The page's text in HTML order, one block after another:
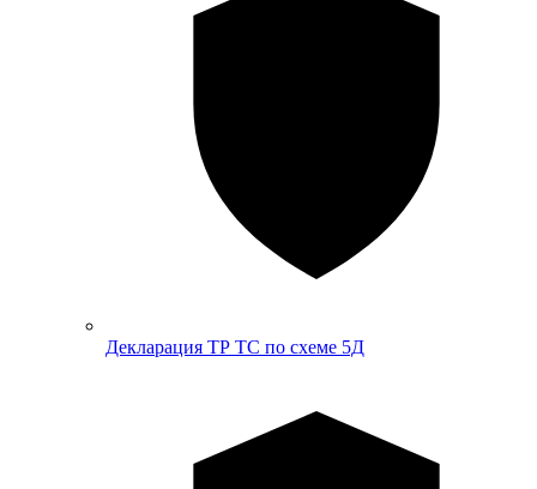
Декларация ТР ТС по схеме 5Д